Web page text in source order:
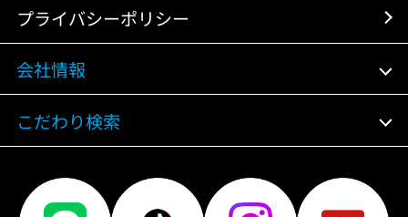
プライバシーポリシー
会社情報
こだわり検索